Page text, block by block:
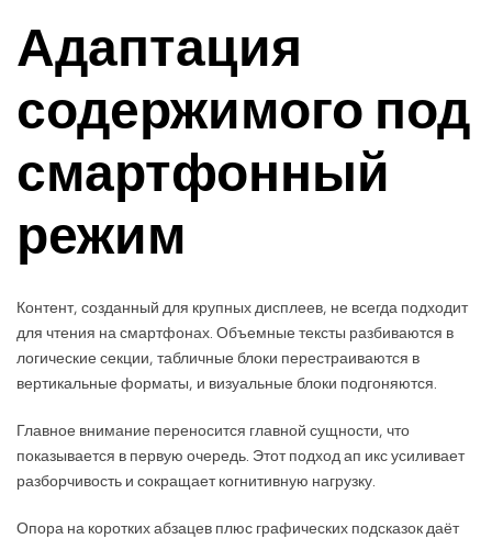
Адаптация
содержимого под
смартфонный
режим
Контент, созданный для крупных дисплеев, не всегда подходит
для чтения на смартфонах. Объемные тексты разбиваются в
логические секции, табличные блоки перестраиваются в
вертикальные форматы, и визуальные блоки подгоняются.
Главное внимание переносится главной сущности, что
показывается в первую очередь. Этот подход ап икс усиливает
разборчивость и сокращает когнитивную нагрузку.
Опора на коротких абзацев плюс графических подсказок даёт